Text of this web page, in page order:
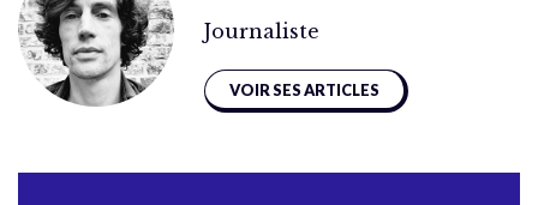
Journaliste
VOIR SES ARTICLES